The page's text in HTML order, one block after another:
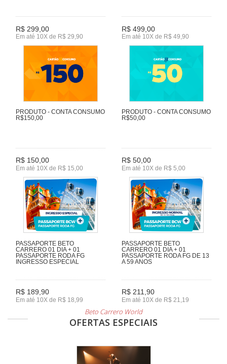
R$ 299,00
Em até 10X de R$ 29,90
R$ 499,00
Em até 10X de R$ 49,90
PRODUTO - CONTA CONSUMO
R$150,00
R$ 150,00
Em até 10X de R$ 15,00
PRODUTO - CONTA CONSUMO
R$50,00
R$ 50,00
Em até 10X de R$ 5,00
PASSAPORTE BETO
CARRERO 01 DIA + 01
PASSAPORTE RODA FG
INGRESSO ESPECIAL
R$ 189,90
Em até 10X de R$ 18,99
PASSAPORTE BETO
CARRERO 01 DIA + 01
PASSAPORTE RODA FG DE 13
A 59 ANOS
R$ 211,90
Em até 10X de R$ 21,19
Beto Carrero World
OFERTAS ESPECIAIS